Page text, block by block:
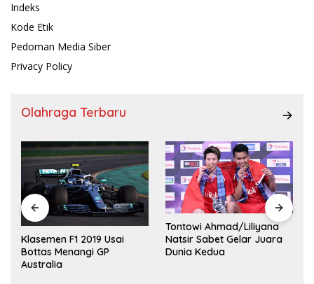
Indeks
Kode Etik
Pedoman Media Siber
Privacy Policy
Olahraga Terbaru
Klasemen F1 2019 Usai
Bottas Menangi GP
Australia
Tontowi Ahmad/Liliyana
Natsir Sabet Gelar Juara
Dunia Kedua